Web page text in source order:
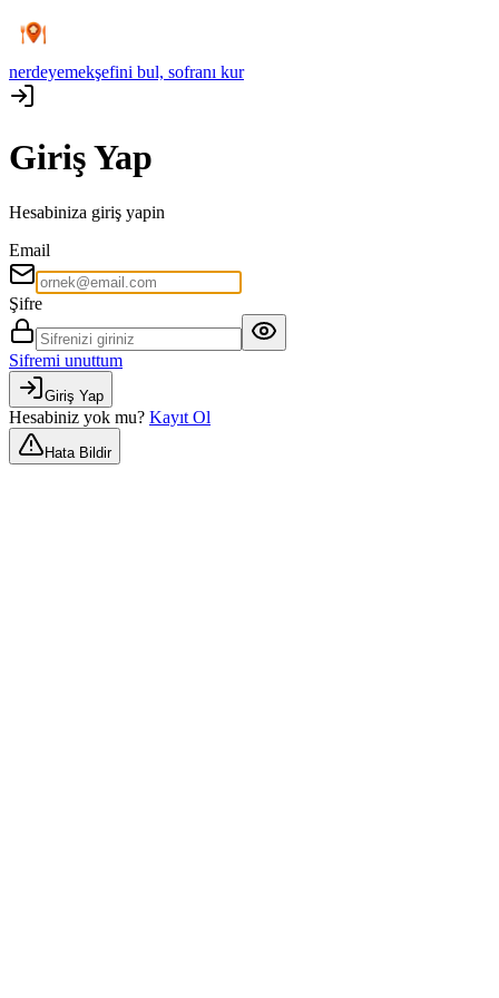
nerdeyemekşefini bul, sofranı kur
Giriş Yap
Hesabiniza giriş yapin
Email
Şifre
Sifremi unuttum
Giriş Yap
Hesabiniz yok mu? Kayıt Ol
Hata Bildir